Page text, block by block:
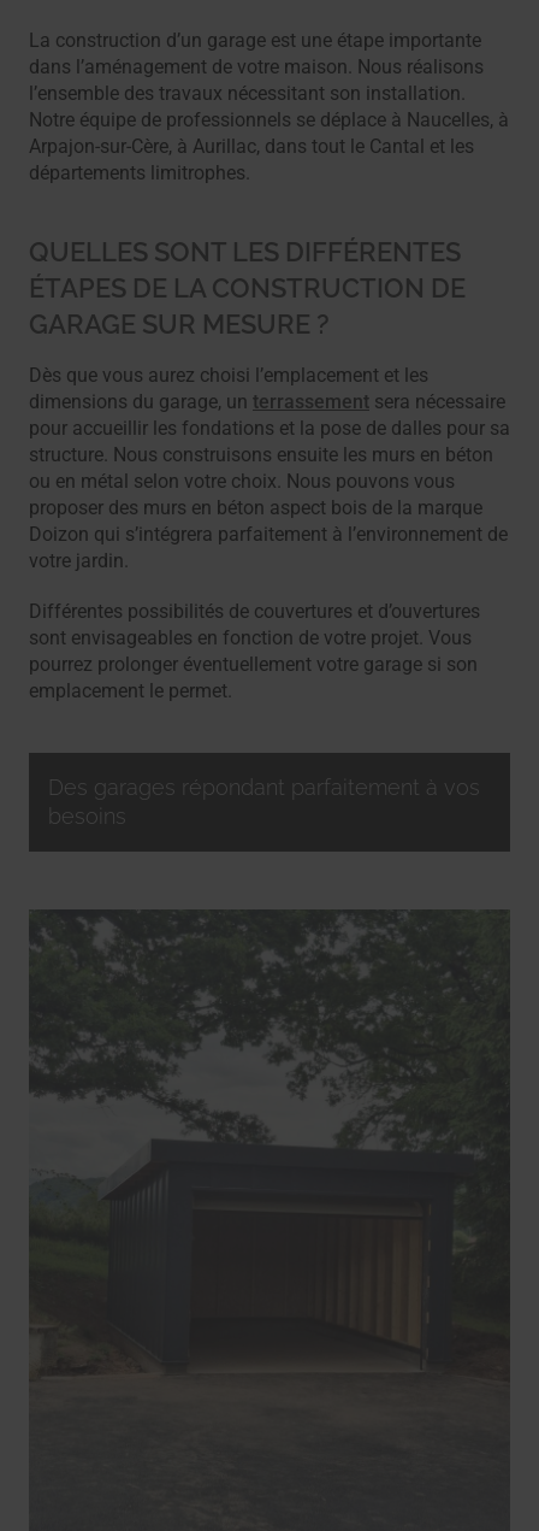
La construction d’un garage est une étape importante
dans l’aménagement de votre maison. Nous réalisons
l’ensemble des travaux nécessitant son installation.
Notre équipe de professionnels se déplace à Naucelles, à
Arpajon-sur-Cère, à Aurillac, dans tout le Cantal et les
départements limitrophes.
QUELLES SONT LES DIFFÉRENTES
ÉTAPES DE LA CONSTRUCTION DE
GARAGE SUR MESURE ?
Dès que vous aurez choisi l’emplacement et les
dimensions du garage, un terrassement sera nécessaire
pour accueillir les fondations et la pose de dalles pour sa
structure. Nous construisons ensuite les murs en béton
ou en métal selon votre choix. Nous pouvons vous
proposer des murs en béton aspect bois de la marque
Doizon qui s’intégrera parfaitement à l’environnement de
votre jardin.
Différentes possibilités de couvertures et d’ouvertures
sont envisageables en fonction de votre projet. Vous
pourrez prolonger éventuellement votre garage si son
emplacement le permet.
Des garages répondant parfaitement à vos
besoins